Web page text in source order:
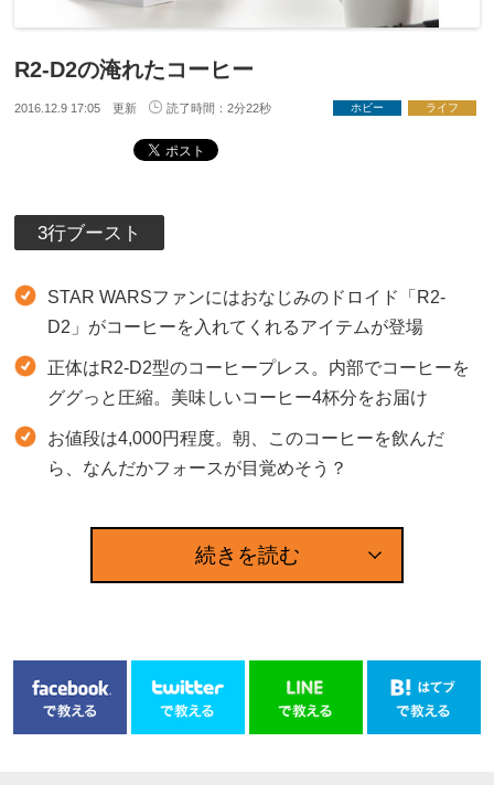
R2-D2の淹れたコーヒー
2016.12.9 17:05 更新 読了時間：2分22秒 ホビー ライフ
3行ブースト
STAR WARSファンにはおなじみのドロイド「R2-
D2」がコーヒーを入れてくれるアイテムが登場
正体はR2-D2型のコーヒープレス。内部でコーヒーを
ググっと圧縮。美味しいコーヒー4杯分をお届け
お値段は4,000円程度。朝、このコーヒーを飲んだ
ら、なんだかフォースが目覚めそう？
続きを読む